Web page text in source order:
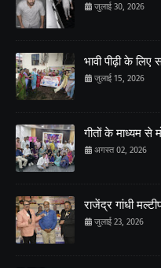
जुलाई 30, 2026
भावी पीढ़ी के लिए
जुलाई 15, 2026
गीतों के माध्यम से
अगस्त 02, 2026
राजेंद्र गांधी
जुलाई 23, 2026